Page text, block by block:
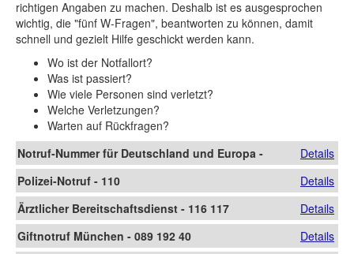
richtigen Angaben zu machen. Deshalb ist es ausgesprochen
wichtig, die "fünf W-Fragen", beantworten zu können, damit
schnell und gezielt Hilfe geschickt werden kann.
Wo ist der Notfallort?
Was ist passiert?
Wie viele Personen sind verletzt?
Welche Verletzungen?
Warten auf Rückfragen?
Notruf-Nummer für Deutschland und Europa -
112
Details
Polizei-Notruf - 110
Details
Ärztlicher Bereitschaftsdienst - 116 117
Details
Giftnotruf München - 089 192 40
Details